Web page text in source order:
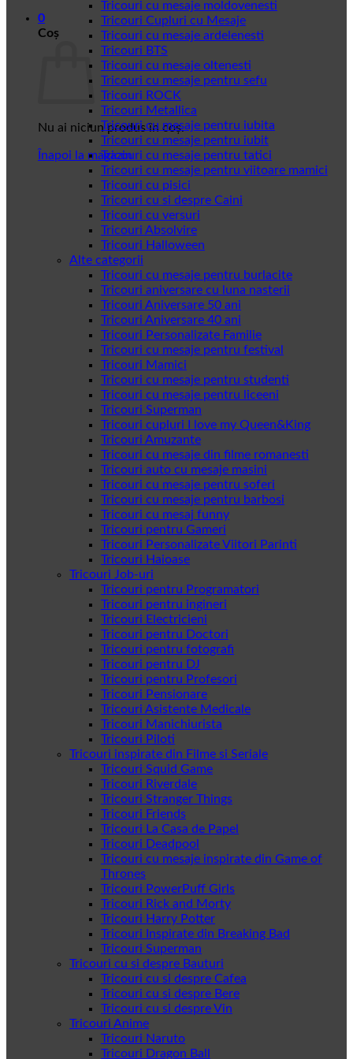
0
Coș
Nu ai niciun produs în coș.
Înapoi la magazin
Tricouri cu mesaje moldovenesti
Tricouri Cupluri cu Mesaje
Tricouri cu mesaje ardelenesti
Tricouri BTS
Tricouri cu mesaje oltenesti
Tricouri cu mesaje pentru sefu
Tricouri ROCK
Tricouri Metallica
Tricouri cu mesaje pentru iubita
Tricouri cu mesaje pentru iubit
Tricouri cu mesaje pentru tatici
Tricouri cu mesaje pentru viitoare mamici
Tricouri cu pisici
Tricouri cu si despre Caini
Tricouri cu versuri
Tricouri Absolvire
Tricouri Halloween
Alte categorii
Tricouri cu mesaje pentru burlacite
Tricouri aniversare cu luna nasterii
Tricouri Aniversare 50 ani
Tricouri Aniversare 40 ani
Tricouri Personalizate Familie
Tricouri cu mesaje pentru festival
Tricouri Mamici
Tricouri cu mesaje pentru studenti
Tricouri cu mesaje pentru liceeni
Tricouri Superman
Tricouri cupluri I love my Queen&King
Tricouri Amuzante
Tricouri cu mesaje din filme romanesti
Tricouri auto cu mesaje masini
Tricouri cu mesaje pentru soferi
Tricouri cu mesaje pentru barbosi
Tricouri cu mesaj funny
Tricouri pentru Gameri
Tricouri Personalizate Viitori Parinti
Tricouri Haioase
Tricouri Job-uri
Tricouri pentru Programatori
Tricouri pentru ingineri
Tricouri Electricieni
Tricouri pentru Doctori
Tricouri pentru fotografi
Tricouri pentru DJ
Tricouri pentru Profesori
Tricouri Pensionare
Tricouri Asistente Medicale
Tricouri Manichiurista
Tricouri Piloti
Tricouri inspirate din Filme si Seriale
Tricouri Squid Game
Tricouri Riverdale
Tricouri Stranger Things
Tricouri Friends
Tricouri La Casa de Papel
Tricouri Deadpool
Tricouri cu mesaje inspirate din Game of
Thrones
Tricouri PowerPuff Girls
Tricouri Rick and Morty
Tricouri Harry Potter
Tricouri Inspirate din Breaking Bad
Tricouri Superman
Tricouri cu si despre Bauturi
Tricouri cu si despre Cafea
Tricouri cu si despre Bere
Tricouri cu si despre Vin
Tricouri Anime
Tricouri Naruto
Tricouri Dragon Ball